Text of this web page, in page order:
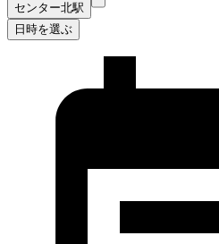
センター北駅
日時を選ぶ